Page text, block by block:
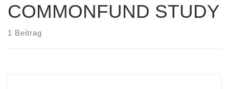
COMMONFUND STUDY
1 Beitrag